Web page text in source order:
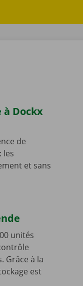
à Dockx
de
les
et sans
unités
Grâce à la
est